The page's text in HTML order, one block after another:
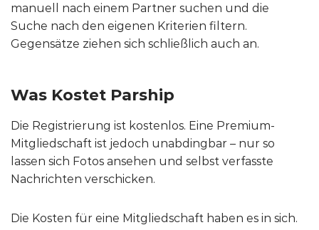
manuell nach einem Partner suchen und die
Suche nach den eigenen Kriterien filtern.
Gegensätze ziehen sich schließlich auch an.
Was Kostet Parship
Die Registrierung ist kostenlos. Eine Premium-
Mitgliedschaft ist jedoch unabdingbar – nur so
lassen sich Fotos ansehen und selbst verfasste
Nachrichten verschicken.
Die Kosten für eine Mitgliedschaft haben es in sich.